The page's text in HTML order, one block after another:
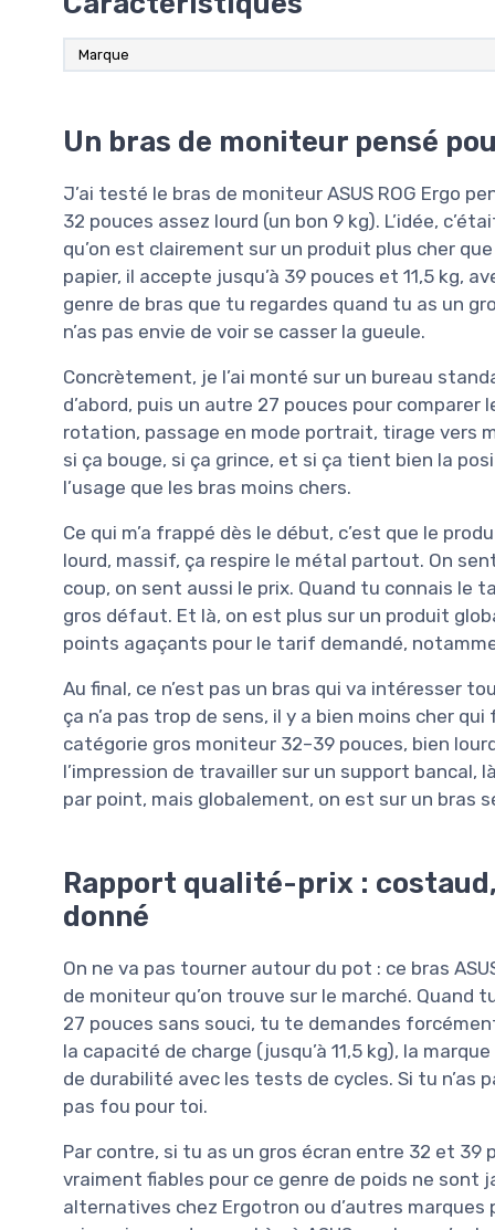
Marque
Un bras de moniteur pensé
J’ai testé le bras de moniteur ASUS ROG Ergo
32 pouces assez lourd (un bon 9 kg). L’idée,
qu’on est clairement sur un produit plus cher
papier, il accepte jusqu’à 39 pouces et 11,5 kg,
genre de bras que tu regardes quand tu as un
n’as pas envie de voir se casser la gueule.
Concrètement, je l’ai monté sur un bureau
d’abord, puis un autre 27 pouces pour
rotation, passage en mode portrait, tirage vers
si ça bouge, si ça grince, et si ça tient bien la
l’usage que les bras moins chers.
Ce qui m’a frappé dès le début, c’est que le
lourd, massif, ça respire le métal partout. On
coup, on sent aussi le prix. Quand tu connais le
gros défaut. Et là, on est plus sur un produit
points agaçants pour le tarif demandé,
Au final, ce n’est pas un bras qui va intéresser
ça n’a pas trop de sens, il y a bien moins cher
catégorie gros moniteur 32–39 pouces, bien
l’impression de travailler sur un support
par point, mais globalement, on est sur un bras
Rapport qualité-prix :
donné
On ne va pas tourner autour du pot : ce bras
de moniteur qu’on trouve sur le marché.
27 pouces sans souci, tu te demandes
la capacité de charge (jusqu’à 11,5 kg), la
de durabilité avec les tests de cycles. Si tu
pas fou pour toi.
Par contre, si tu as un gros écran entre 32 et 39
vraiment fiables pour ce genre de poids ne sont
alternatives chez Ergotron ou d’autres